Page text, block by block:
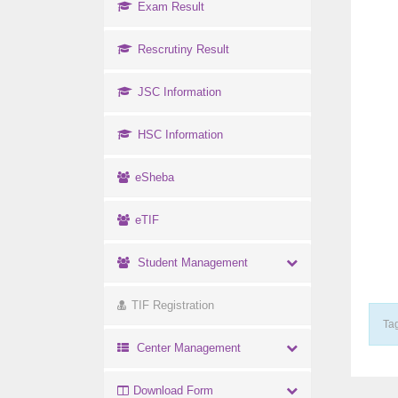
Exam Result
Rescrutiny Result
JSC Information
HSC Information
eSheba
eTIF
Student Management
TIF Registration
Center Management
Download Form